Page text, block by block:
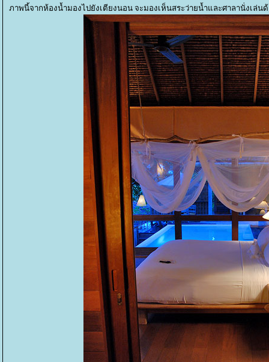
ภาพนี้จากห้องน้ำมองไปยังเตียงนอน จะมองเห็นสระว่ายน้ำและศาลานั่งเล่น